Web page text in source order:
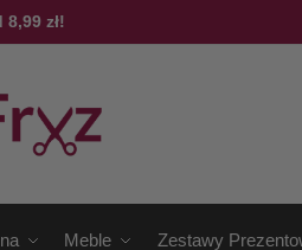
8,99 zł!
Meble Zestawy